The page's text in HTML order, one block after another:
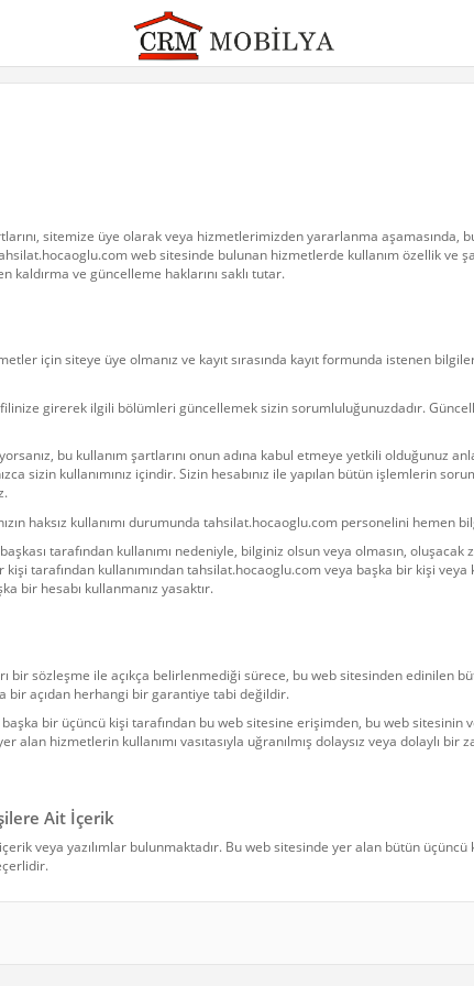
sitemize üye olarak veya hizmetlerimizden yararlanma aşamasında,
web sitesinde bulunan hizmetlerde kullanım özellik ve
ve güncelleme haklarını saklı tutar.
için siteye üye olmanız ve kayıt sırasında kayıt formunda istenen
girerek ilgili bölümleri güncellemek sizin sorumluluğunuzdadır.
bu kullanım şartlarını onun adına kabul etmeye yetkili olduğunuz
sizin kullanımınız içindir. Sizin hesabınız ile yapılan bütün işlemlerin
haksız kullanımı durumunda tahsilat.hocaoglu.com personelini hemen
tarafından kullanımı nedeniyle, bilginiz olsun veya olmasın,
kişi tarafından kullanımından tahsilat.hocaoglu.com veya başka bir kişi
bir hesabı kullanmanız yasaktır.
bir sözleşme ile açıkça belirlenmediği sürece, bu web sitesinden edinilen
bir açıdan herhangi bir garantiye tabi değildir.
bir üçüncü kişi tarafından bu web sitesine erişimden, bu web
hizmetlerin kullanımı vasıtasıyla uğranılmış dolaysız veya dolaylı
Ait İçerik
veya yazılımlar bulunmaktadır. Bu web sitesinde yer alan bütün